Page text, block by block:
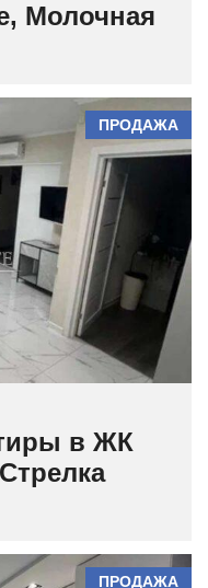
Молочная
ПРОДАЖА
в ЖК
ПРОДАЖА